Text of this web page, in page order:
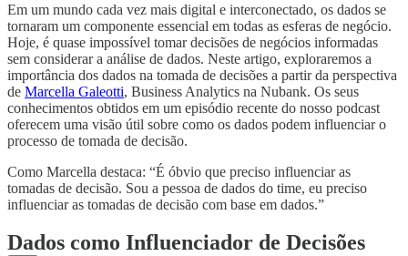
Em um mundo cada vez mais digital e interconectado, os dados se
tornaram um componente essencial em todas as esferas de negócio.
Hoje, é quase impossível tomar decisões de negócios informadas
sem considerar a análise de dados. Neste artigo, exploraremos a
importância dos dados na tomada de decisões a partir da perspectiva
de Marcella Galeotti, Business Analytics na Nubank. Os seus
conhecimentos obtidos em um episódio recente do nosso podcast
oferecem uma visão útil sobre como os dados podem influenciar o
processo de tomada de decisão.
Como Marcella destaca: “É óbvio que preciso influenciar as
tomadas de decisão. Sou a pessoa de dados do time, eu preciso
influenciar as tomadas de decisão com base em dados.”
Dados como Influenciador de Decisões